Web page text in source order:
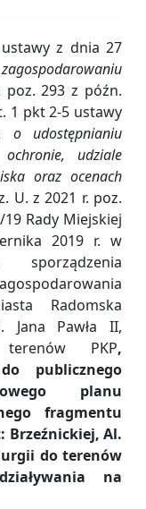
z dnia 27
poz. 293 z późn.
1 pkt 2-5 ustawy
o udostępnianiu
udziale
oraz ocenach
U. z 2021 r. poz.
Rady Miejskiej
2019 r. w
Radomska
Jana Pawła II,
PKP,
publicznego
planu
fragmentu
Brzeźnickiej, Al.
do terenów
na